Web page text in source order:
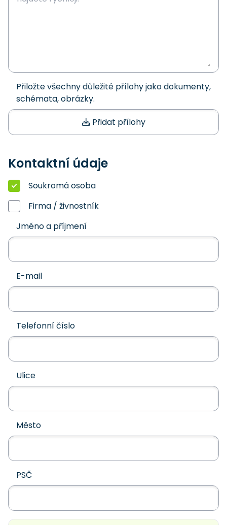
Přiložte všechny důležité přílohy jako dokumenty,
schémata, obrázky.
Přidat přílohy
Kontaktní údaje
Soukromá osoba
Firma / živnostník
Jméno a příjmení
E-mail
Telefonní číslo
Ulice
Město
PSČ